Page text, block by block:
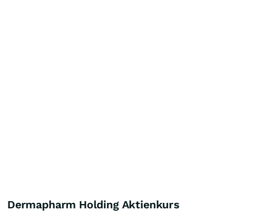
Dermapharm Holding Aktienkurs